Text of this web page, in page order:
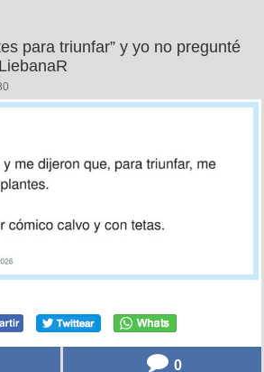
para triunfar” y yo no pregunté
0